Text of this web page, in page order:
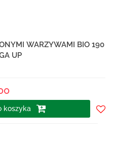
WARZYWAMI BIO 190
UP
koszyka